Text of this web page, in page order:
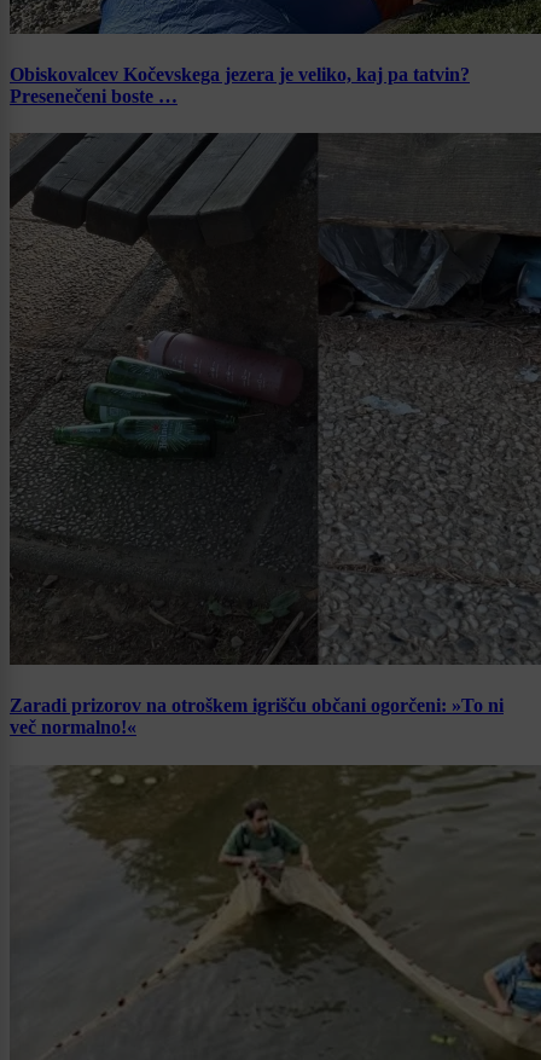
Obiskovalcev Kočevskega jezera je veliko, kaj pa tatvin?
Presenečeni boste …
Zaradi prizorov na otroškem igrišču občani ogorčeni: »To ni
več normalno!«